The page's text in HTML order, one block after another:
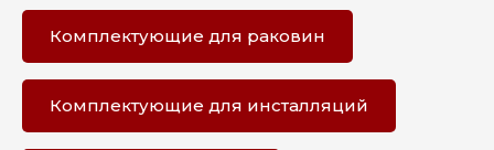
Комплектующие для раковин
Комплектующие для инсталляций